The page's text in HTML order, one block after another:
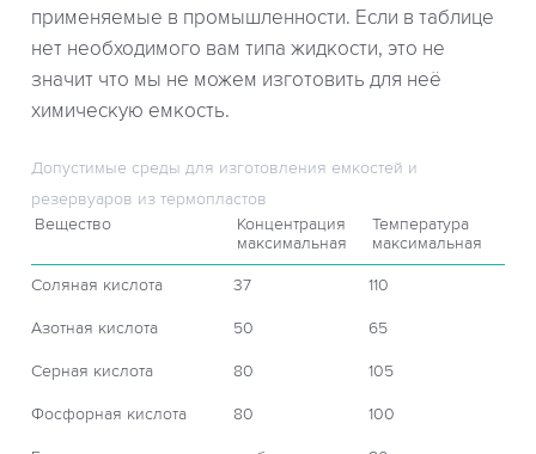
применяемые в промышленности. Если в таблице
нет необходимого вам типа жидкости, это не
значит что мы не можем изготовить для неё
химическую емкость.
Допустимые среды для изготовления емкостей и
резервуаров из термопластов
Вещество
Концентрация
максимальная
Температура
максимальная
Соляная кислота 37 110
Азотная кислота 50 65
Серная кислота 80 105
Фосфорная кислота 80 100